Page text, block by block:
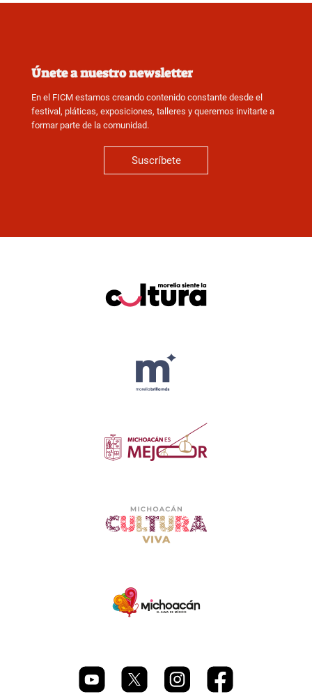
Únete a nuestro newsletter
En el FICM estamos creando contenido constante desde el
festival, pláticas, exposiciones, talleres y queremos invitarte a
formar parte de la comunidad.
Suscríbete